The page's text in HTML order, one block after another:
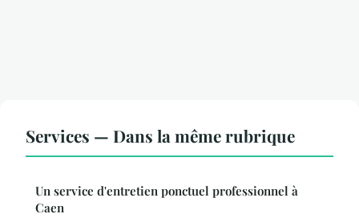
Services — Dans la même rubrique
Un service d'entretien ponctuel professionnel à
Caen